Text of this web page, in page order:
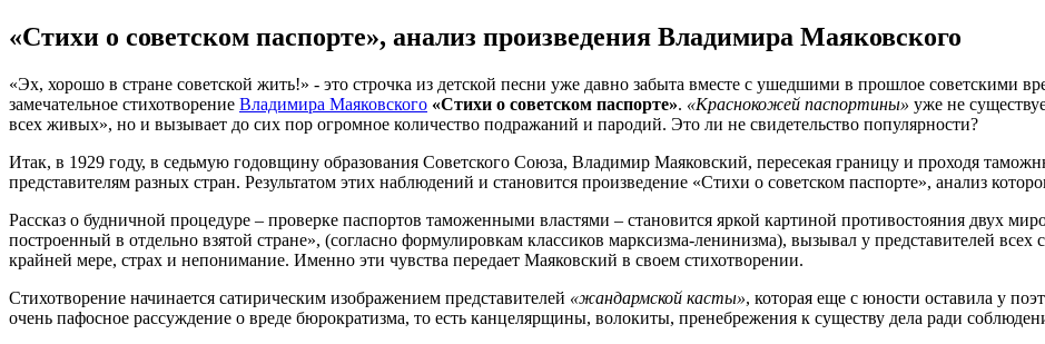
«Стихи о советском паспорте», анализ произведения Владимира Маяковского
«Эх, хорошо в стране советской жить!» - это строчка из детской песни уже давно забыта вместе с ушедшими в прошлое советскими
замечательное стихотворение Владимира Маяковского «Стихи о советском паспорте». «Краснокожей паспортины» уже не
всех живых», но и вызывает до сих пор огромное количество подражаний и пародий. Это ли не свидетельство популярности?
Итак, в 1929 году, в седьмую годовщину образования Советского Союза, Владимир Маяковский, пересекая границу и проходя
представителям разных стран. Результатом этих наблюдений и становится произведение «Стихи о советском паспорте», анализ
Рассказ о будничной процедуре – проверке паспортов таможенными властями – становится яркой картиной противостояния двух
построенный в отдельно взятой стране», (согласно формулировкам классиков марксизма-ленинизма), вызывал у представителей всех
крайней мере, страх и непонимание. Именно эти чувства передает Маяковский в своем стихотворении.
Стихотворение начинается сатирическим изображением представителей «жандармской касты», которая еще с юности оставила у
очень пафосное рассуждение о вреде бюрократизма, то есть канцелярщины, волокиты, пренебрежения к существу дела ради